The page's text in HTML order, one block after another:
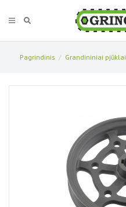
Pagrindinis Grandininiai pjūklai